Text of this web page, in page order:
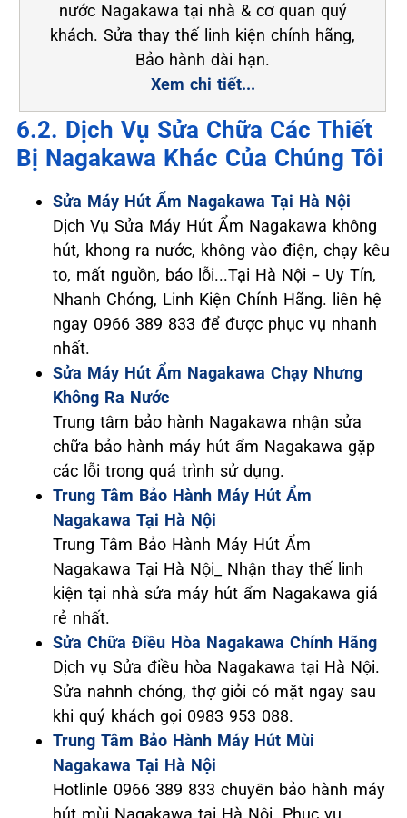
nước Nagakawa tại nhà & cơ quan quý
khách. Sửa thay thế linh kiện chính hãng,
Bảo hành dài hạn.
Xem chi tiết...
6.2. Dịch Vụ Sửa Chữa Các Thiết
Bị Nagakawa Khác Của Chúng Tôi
Sửa Máy Hút Ẩm Nagakawa Tại Hà Nội
Dịch Vụ Sửa Máy Hút Ẩm Nagakawa không
hút, khong ra nước, không vào điện, chạy kêu
to, mất nguồn, báo lỗi...Tại Hà Nội – Uy Tín,
Nhanh Chóng, Linh Kiện Chính Hãng. liên hệ
ngay 0966 389 833 để được phục vụ nhanh
nhất.
Sửa Máy Hút Ẩm Nagakawa Chạy Nhưng
Không Ra Nước
Trung tâm bảo hành Nagakawa nhận sửa
chữa bảo hành máy hút ẩm Nagakawa gặp
các lỗi trong quá trình sử dụng.
Trung Tâm Bảo Hành Máy Hút Ẩm
Nagakawa Tại Hà Nội
Trung Tâm Bảo Hành Máy Hút Ẩm
Nagakawa Tại Hà Nội_ Nhận thay thế linh
kiện tại nhà sửa máy hút ẩm Nagakawa giá
rẻ nhất.
Sửa Chữa Điều Hòa Nagakawa Chính Hãng
Dịch vụ Sửa điều hòa Nagakawa tại Hà Nội.
Sửa nahnh chóng, thợ giỏi có mặt ngay sau
khi quý khách gọi 0983 953 088.
Trung Tâm Bảo Hành Máy Hút Mùi
Nagakawa Tại Hà Nội
Hotlinle 0966 389 833 chuyên bảo hành máy
hút mùi Nagakawa tại Hà Nội. Phục vụ